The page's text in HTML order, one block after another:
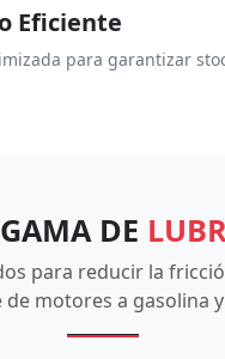
Eficiente
para garantizar
DE
para reducir la
de motores a gasolina